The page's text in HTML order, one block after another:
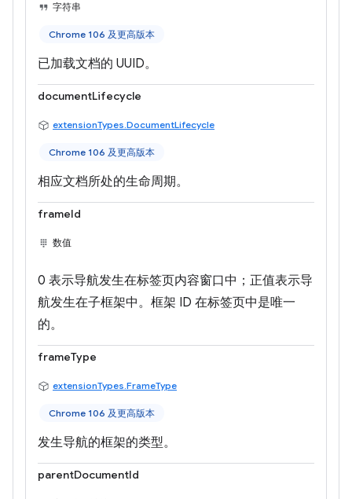
字符串
Chrome 106 及更高版本
已加载文档的 UUID。
documentLifecycle
extensionTypes.DocumentLifecycle
Chrome 106 及更高版本
相应文档所处的生命周期。
frameId
数值
0 表示导航发生在标签页内容窗口中；正值表示导
航发生在子框架中。框架 ID 在标签页中是唯一
的。
frameType
extensionTypes.FrameType
Chrome 106 及更高版本
发生导航的框架的类型。
parentDocumentId